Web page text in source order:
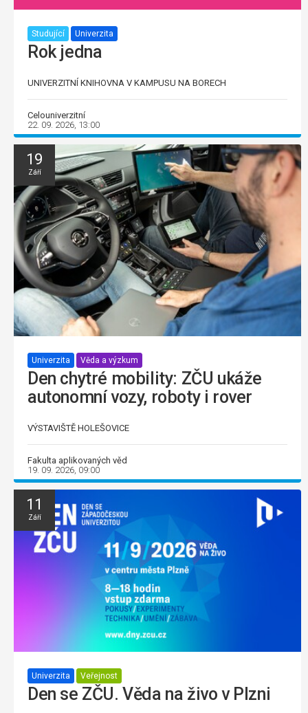
Studující Univerzita
Rok jedna
UNIVERZITNÍ KNIHOVNA V KAMPUSU NA BORECH
Celouniverzitní
22. 09. 2026, 13:00
19
Září
Univerzita Věda a výzkum
Den chytré mobility: ZČU ukáže
autonomní vozy, roboty i rover
VÝSTAVIŠTĚ HOLEŠOVICE
Fakulta aplikovaných věd
19. 09. 2026, 09:00
11
Září
Univerzita Veřejnost
Den se ZČU. Věda na živo v Plzni